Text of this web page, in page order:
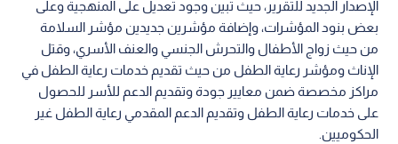
الإصدار الجديد للتقرير، حيث تبين وجود تعديل على المنهجية وعلى
بعض بنود المؤشرات، وإضافة مؤشرين جديدين مؤشر السلامة
من حيث زواج الأطفال والتحرش الجنسي والعنف الأسري، وقتل
الإناث ومؤشر رعاية الطفل من حيث تقديم خدمات رعاية الطفل في
مراكز مخصصة ضمن معايير جودة وتقديم الدعم للأسر للحصول
على خدمات رعاية الطفل وتقديم الدعم المقدمي رعاية الطفل غير
الحكوميين.